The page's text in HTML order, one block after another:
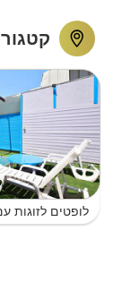
לופטים לזוגות